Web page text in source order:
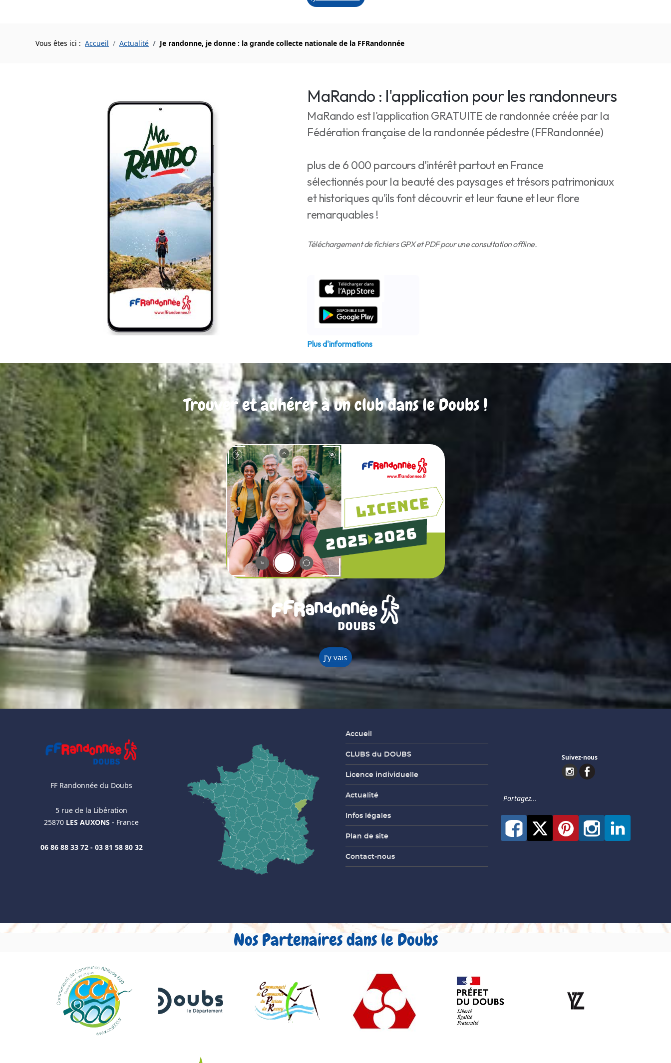
Vous êtes ici : Accueil Actualité Je randonne, je donne : la grande collecte nationale de la FFRandonnée
MaRando : l'application pour les randonneurs
MaRando est l'application GRATUITE de randonnée créée par la
Fédération française de la randonnée pédestre (FFRandonnée)
plus de 6 000 parcours d'intérêt partout en France
sélectionnés pour la beauté des paysages et trésors patrimoniaux
et historiques qu'ils font découvrir et leur faune et leur flore
remarquables !
Téléchargement de fichiers GPX et PDF pour une consultation offline.
Plus d'informations
Trouver et adhérer à un club dans le Doubs !
J'y vais
FF Randonnée du Doubs
5 rue de la Libération
25870 LES AUXONS - France
06 86 88 33 72 - 03 81 58 80 32
Accueil
CLUBS du DOUBS
Licence individuelle
Actualité
Infos légales
Plan de site
Contact-nous
Suivez-nous
Partagez...
Nos Partenaires dans le Doubs